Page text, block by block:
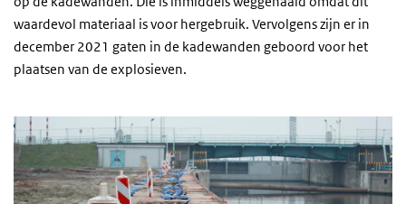
waardevol materiaal is voor hergebruik. Vervolgens zijn er in
december 2021 gaten in de kadewanden geboord voor het
plaatsen van de explosieven.